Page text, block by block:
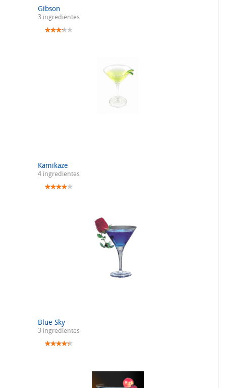
Gibson
3 ingredientes
Kamikaze
4 ingredientes
Blue Sky
3 ingredientes